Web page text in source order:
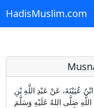
Skip to main content
HadisMuslim.com
659: أَخْبَرَنَا ابْنُ عُيَيْنَةَ، عَنْ عَبْدِ اللَّهِ بْنِ
صَلَّى اللهُ عَلَيْهِ وَسَلَّمَ